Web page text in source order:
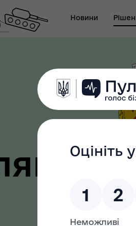
Новини
Звіт виконуючого
повноваження міського
голови-секретаря міської
ради